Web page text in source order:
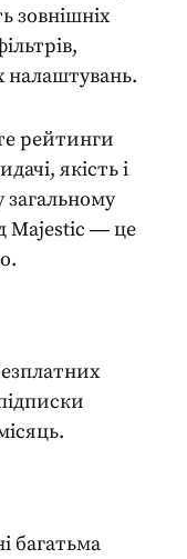
зовнішніх
налаштувань.
рейтинги
якість і
загальному
Majestic ― це
багатьма